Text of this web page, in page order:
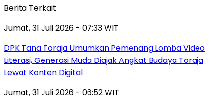
Berita Terkait
Jumat, 31 Juli 2026 - 07:33 WIT
DPK Tana Toraja Umumkan Pemenang Lomba Video
Literasi, Generasi Muda Diajak Angkat Budaya Toraja
Lewat Konten Digital
Jumat, 31 Juli 2026 - 06:52 WIT